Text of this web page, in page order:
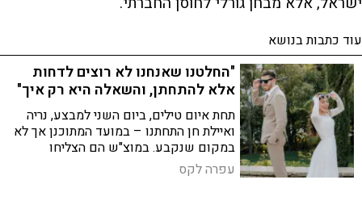
עוד כתבות בנושא
"החלטנו שאנחנו לא רוצים לדחות
אלא להתחתן, והשאלה היא רק איך"
תחת איום טילים, ביום השני למבצע, נריה
ואיילת חן התחתנו – במועד המתוכנן אך לא
במקום שנקבע. במוצ"ש הם הצליחו
להקפיץ את הלהקה, הרב, מאפרת ומסרקת:
"בסוף, במהות, לא מעניינים הדברים
עפרה לקס